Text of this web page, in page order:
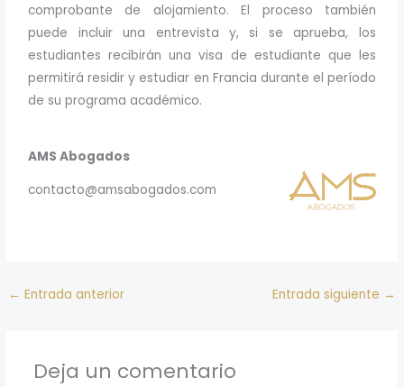
comprobante de alojamiento. El proceso también
puede incluir una entrevista y, si se aprueba, los
estudiantes recibirán una visa de estudiante que les
permitirá residir y estudiar en Francia durante el período
de su programa académico.
AMS Abogados
contacto@amsabogados.com
← Entrada anterior Entrada siguiente →
Deja un comentario